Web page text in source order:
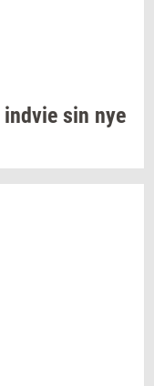
ind­vie sin nye